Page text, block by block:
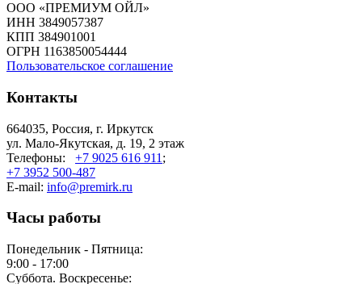
ООО «ПРЕМИУМ ОЙЛ»
ИНН 3849057387
КПП 384901001
ОГРН 1163850054444
Пользовательское соглашение
Контакты
664035, Россия, г. Иркутск
ул. Мало-Якутская, д. 19, 2 этаж
Телефоны: +7 9025 616 911 ;
+7 3952 500-487
E-mail: info@premirk.ru
Часы работы
Понедельник - Пятница:
9:00 - 17:00
Суббота. Воскресенье: